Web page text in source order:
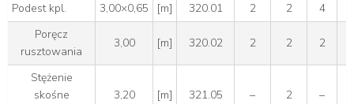
Podest kpl. 3,00×0,65 [m] 320.01 2 2 4
Poręcz
rusztowania
3,00 [m] 320.02 2 2 2
Stężenie
skośne
3,20 [m] 321.05 – 2 –